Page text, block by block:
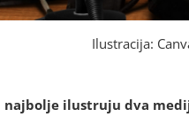
Ilustracija:
ilustruju dva